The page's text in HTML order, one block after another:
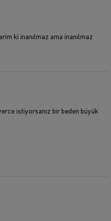
ki inanılmaz ama inanılmaz
istiyorsanız bir beden büyük